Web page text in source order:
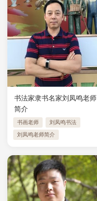
书法家隶书名家刘凤鸣老师
简介
书画老师 刘凤鸣书法
刘凤鸣老师简介